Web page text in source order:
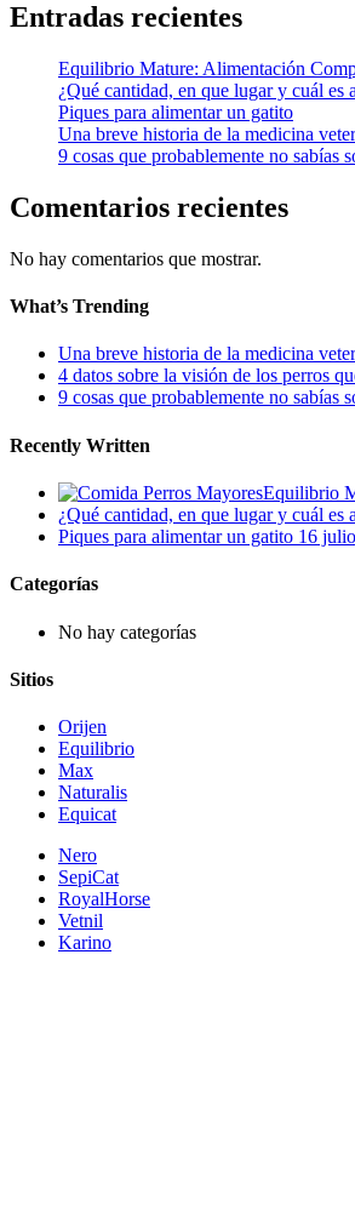
Entradas recientes
Equilibrio Mature: Alimentación
¿Qué cantidad, en que lugar y cuál
Piques para alimentar un gatito
Una breve historia de la medicina
9 cosas que probablemente no sabías
Comentarios recientes
No hay comentarios que mostrar.
What’s Trending
Una breve historia de la medicina
4 datos sobre la visión de los perros
9 cosas que probablemente no sabías
Recently Written
Equilibrio
¿Qué cantidad, en que lugar y cuál
Piques para alimentar un gatito 16
Categorías
No hay categorías
Sitios
Orijen
Equilibrio
Max
Naturalis
Equicat
Nero
SepiCat
RoyalHorse
Vetnil
Karino